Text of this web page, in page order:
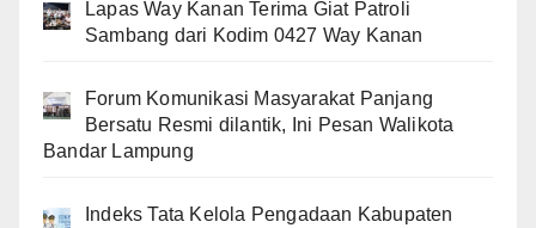
Lapas Way Kanan Terima Giat Patroli
Sambang dari Kodim 0427 Way Kanan
Forum Komunikasi Masyarakat Panjang
Bersatu Resmi dilantik, Ini Pesan Walikota
Bandar Lampung
Indeks Tata Kelola Pengadaan Kabupaten